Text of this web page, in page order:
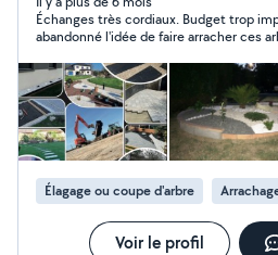
Échanges très cordiaux. Budget trop important pour moi. J'ai
abandonné l'idée de faire arracher ces
Élagage ou coupe d'arbre
Voir le profil